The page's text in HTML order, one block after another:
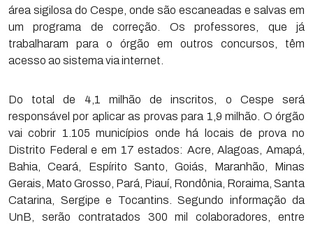
área sigilosa do Cespe, onde são escaneadas e salvas em
um programa de correção. Os professores, que já
trabalharam para o órgão em outros concursos, têm
acesso ao sistema via internet.
Do total de 4,1 milhão de inscritos, o Cespe será
responsável por aplicar as provas para 1,9 milhão. O órgão
vai cobrir 1.105 municípios onde há locais de prova no
Distrito Federal e em 17 estados: Acre, Alagoas, Amapá,
Bahia, Ceará, Espírito Santo, Goiás, Maranhão, Minas
Gerais, Mato Grosso, Pará, Piauí, Rondônia, Roraima, Santa
Catarina, Sergipe e Tocantins. Segundo informação da
UnB, serão contratados 300 mil colaboradores, entre